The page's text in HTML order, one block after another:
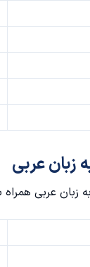
زبان عربی
زبان عربی